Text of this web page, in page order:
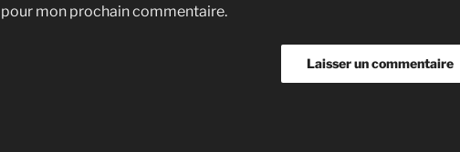
pour mon prochain commentaire.